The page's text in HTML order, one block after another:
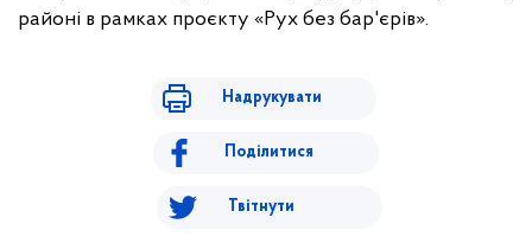
районі в рамках проєкту «Рух без бар'єрів».
Надрукувати
Поділитися
Твітнути